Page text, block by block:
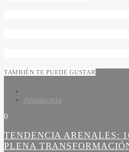
TAMBIÉN TE PUEDE GUSTAR
Arquitectura
0
TENDENCIA ARENALES:
PLENA